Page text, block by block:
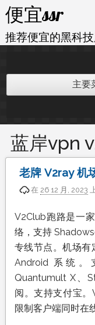
内
容
便宜ssr
推荐便宜的黑科
主要
蓝岸vpn
老牌 V2ray 机
在26 12 月, 2023
V2Club跑路是一
络，支持
专线节点。机场
Android 系统。
Quantumult X、
阅。支持支付宝
限制客户端同时在